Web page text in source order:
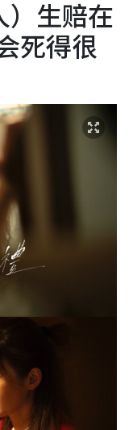
）生赔在
死得很